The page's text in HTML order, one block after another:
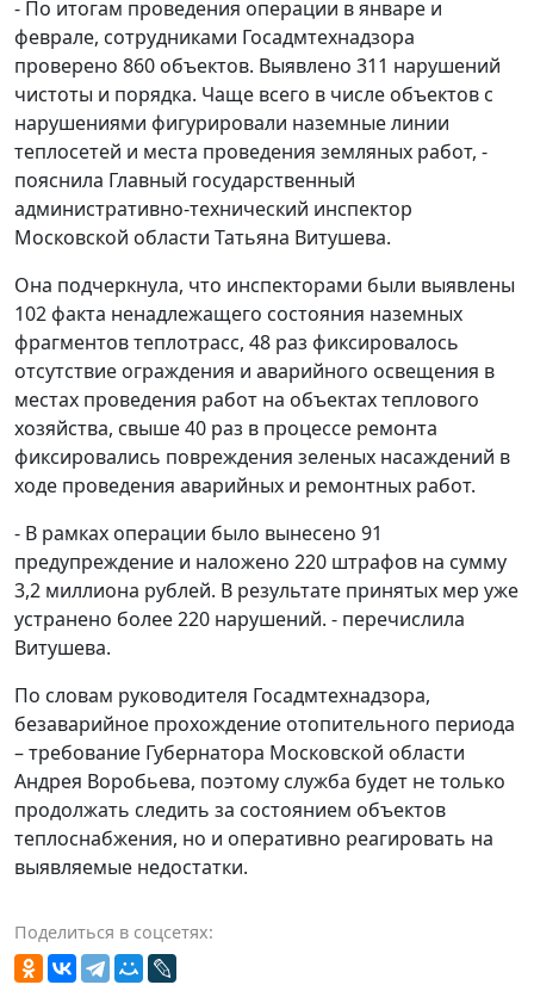
- По итогам проведения операции в январе и
феврале, сотрудниками Госадмтехнадзора
проверено 860 объектов. Выявлено 311 нарушений
чистоты и порядка. Чаще всего в числе объектов с
нарушениями фигурировали наземные линии
теплосетей и места проведения земляных работ, -
пояснила Главный государственный
административно-технический инспектор
Московской области Татьяна Витушева.
Она подчеркнула, что инспекторами были выявлены
102 факта ненадлежащего состояния наземных
фрагментов теплотрасс, 48 раз фиксировалось
отсутствие ограждения и аварийного освещения в
местах проведения работ на объектах теплового
хозяйства, свыше 40 раз в процессе ремонта
фиксировались повреждения зеленых насаждений в
ходе проведения аварийных и ремонтных работ.
- В рамках операции было вынесено 91
предупреждение и наложено 220 штрафов на сумму
3,2 миллиона рублей. В результате принятых мер уже
устранено более 220 нарушений. - перечислила
Витушева.
По словам руководителя Госадмтехнадзора,
безаварийное прохождение отопительного периода
– требование Губернатора Московской области
Андрея Воробьева, поэтому служба будет не только
продолжать следить за состоянием объектов
теплоснабжения, но и оперативно реагировать на
выявляемые недостатки.
Поделиться в соцсетях: